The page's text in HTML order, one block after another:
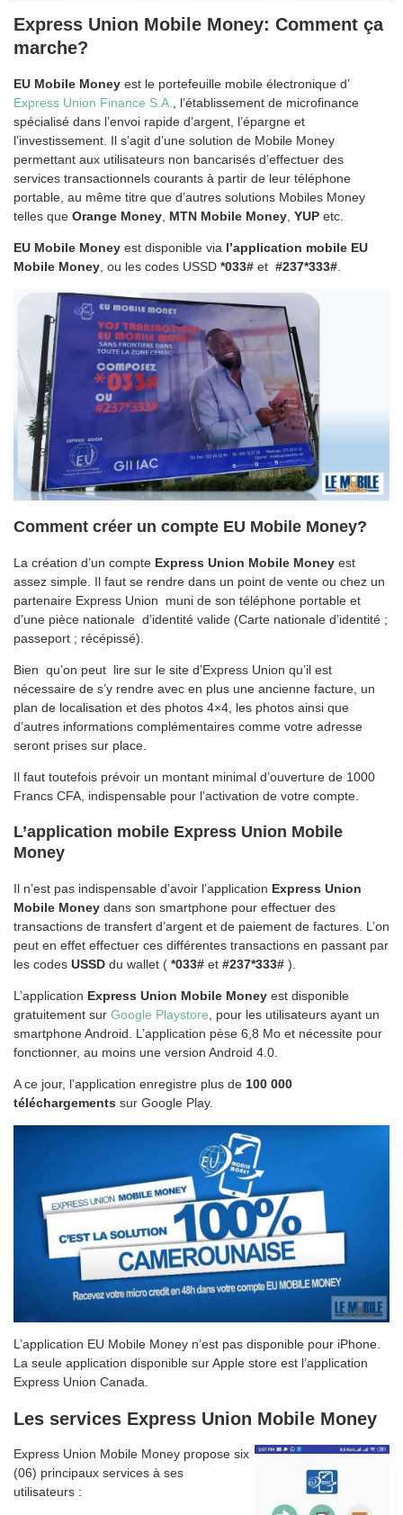
Express Union Mobile Money: Comment ça
marche?
EU Mobile Money est le portefeuille mobile électronique d’
Express Union Finance S.A.
, l’établissement de microfinance
spécialisé dans l’envoi rapide d’argent, l’épargne et
l’investissement. Il s’agit d’une solution de Mobile Money
permettant aux utilisateurs non bancarisés d’effectuer des
services transactionnels courants à partir de leur téléphone
portable, au même titre que d’autres solutions Mobiles Money
telles que Orange Money MTN Mobile Money YUP etc.
EU Mobile Money est disponible via l’application mobile EU
Mobile Money , ou les codes USSD *033# et #237*333#
Comment créer un compte EU Mobile Money?
La création d’un compte Express Union Mobile Money est
assez simple. Il faut se rendre dans un point de vente ou chez un
partenaire Express Union muni de son téléphone portable et
d’une pièce nationale d’identité valide (Carte nationale d’identité ;
passeport ; récépissé).
Bien qu’on peut lire sur le site d’Express Union qu’il est
nécessaire de s’y rendre avec en plus une ancienne facture, un
plan de localisation et des photos 4×4, les photos ainsi que
d’autres informations complémentaires comme votre adresse
seront prises sur place.
Il faut toutefois prévoir un montant minimal d’ouverture de 1000
Francs CFA, indispensable pour l’activation de votre compte.
L’application mobile Express Union Mobile
Money
Il n’est pas indispensable d’avoir l’application Express Union
Mobile Money dans son smartphone pour effectuer des
transactions de transfert d’argent et de paiement de factures. L’on
peut en effet effectuer ces différentes transactions en passant par
les codes USSD du wallet ( *033# et #237*333# ).
L’application Express Union Mobile Money est disponible
gratuitement sur Google Playstore , pour les utilisateurs ayant un
smartphone Android. L’application pèse 6,8 Mo et nécessite pour
fonctionner, au moins une version Android 4.0.
A ce jour, l’application enregistre plus de 100 000
téléchargements sur Google Play.
L’application EU Mobile Money n’est pas disponible pour iPhone.
La seule application disponible sur Apple store est l’application
Express Union Canada.
Les services Express Union Mobile Money
Express Union Mobile Money propose six
(06) principaux services à ses
utilisateurs :